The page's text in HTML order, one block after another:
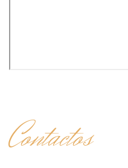
Contactos